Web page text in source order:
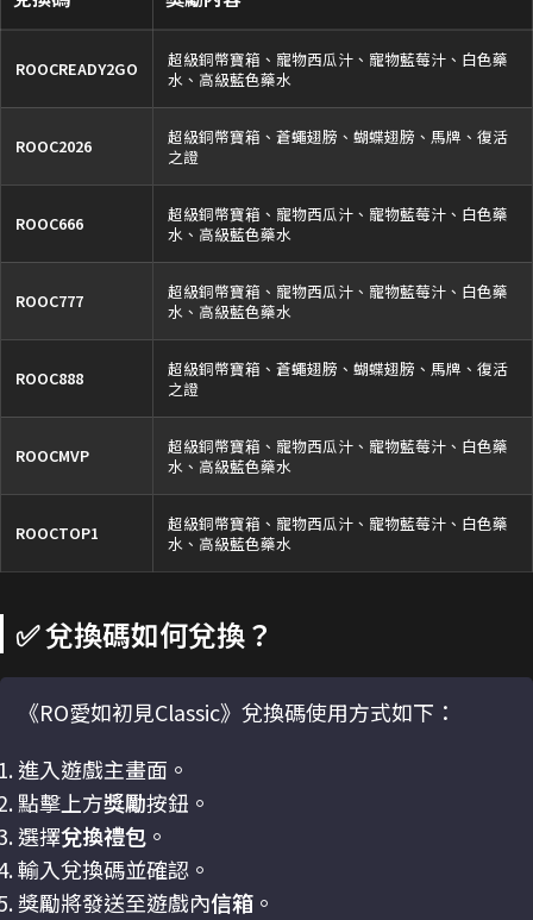
ROOCREADY2GO
超級銅幣寶箱、寵物西瓜汁、寵物藍莓汁、白色藥
水、高級藍色藥水
ROOC2026
超級銅幣寶箱、蒼蠅翅膀、蝴蝶翅膀、馬牌、復活
之證
ROOC666
超級銅幣寶箱、寵物西瓜汁、寵物藍莓汁、白色藥
水、高級藍色藥水
ROOC777
超級銅幣寶箱、寵物西瓜汁、寵物藍莓汁、白色藥
水、高級藍色藥水
ROOC888
超級銅幣寶箱、蒼蠅翅膀、蝴蝶翅膀、馬牌、復活
之證
ROOCMVP
超級銅幣寶箱、寵物西瓜汁、寵物藍莓汁、白色藥
水、高級藍色藥水
ROOCTOP1
超級銅幣寶箱、寵物西瓜汁、寵物藍莓汁、白色藥
水、高級藍色藥水
✅ 兌換碼如何兌換？
《RO愛如初見Classic》兌換碼使用方式如下：
進入遊戲主畫面。
點擊上方獎勵按鈕。
選擇兌換禮包 。
輸入兌換碼並確認。
獎勵將發送至遊戲內信箱 。